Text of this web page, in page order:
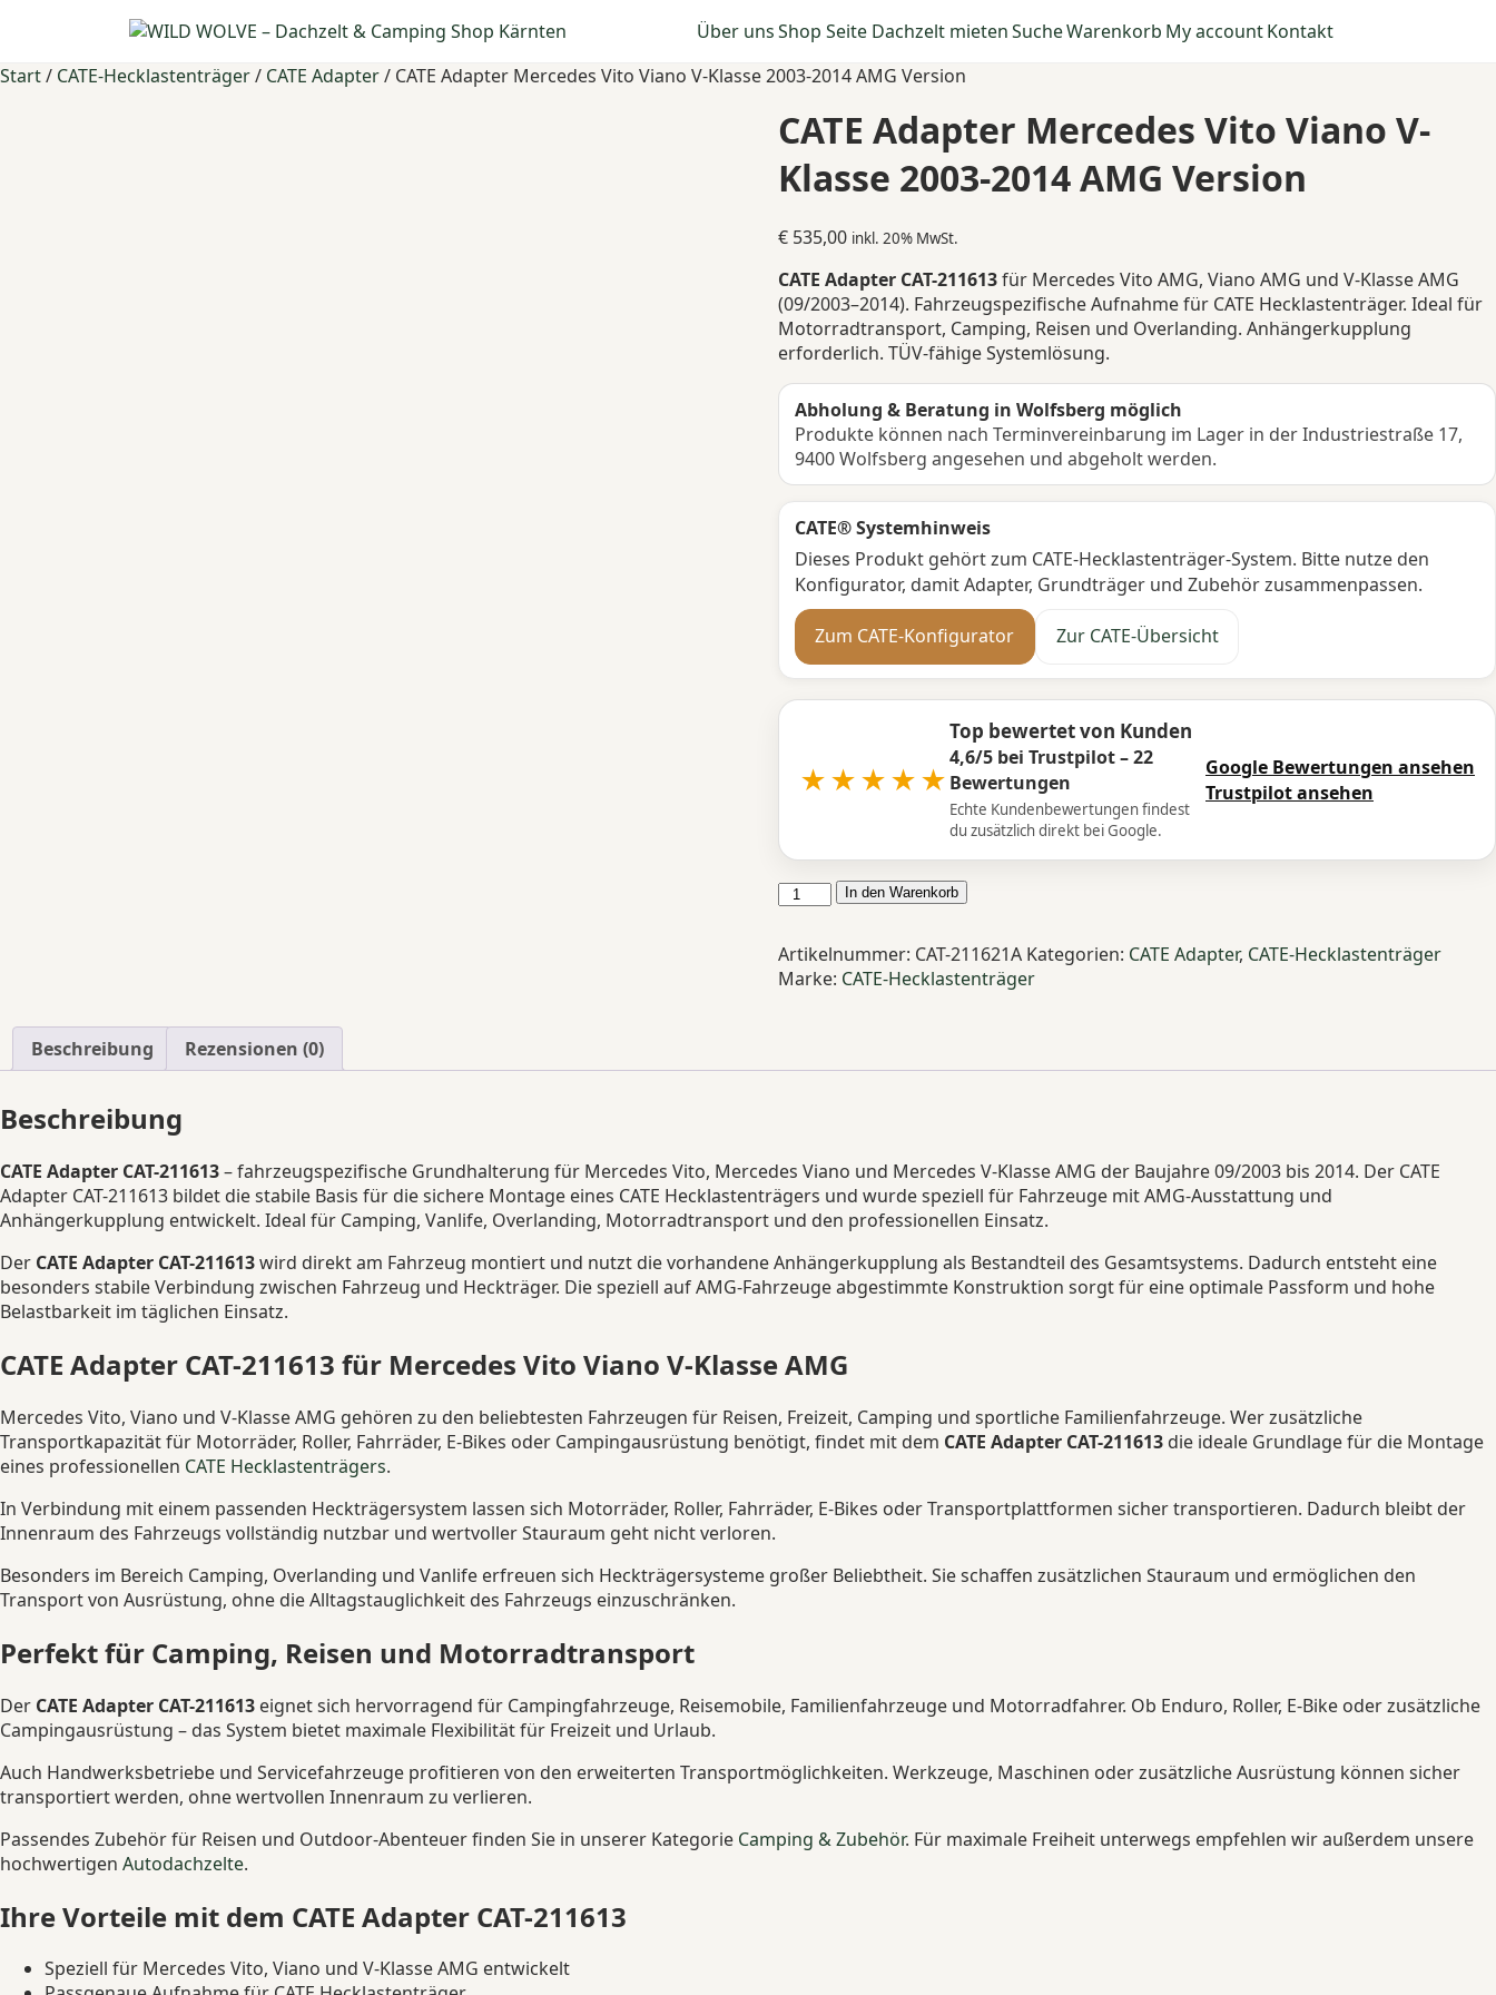
Über uns Shop Seite Dachzelt mietenSucheWarenkorb My accountKontakt
Start/ CATE-Hecklastenträger/ CATE Adapter/ CATE Adapter Mercedes Vito Viano V-Klasse 2003-2014 AMG Version
CATE Adapter Mercedes Vito Viano V-
Klasse 2003-2014 AMG Version
€535,00 inkl. 20% MwSt.
CATE Adapter CAT-211613für Mercedes Vito AMG, Viano AMG und V-Klasse AMG
(09/2003–2014). Fahrzeugspezifische Aufnahme für CATE Hecklastenträger. Ideal für
Motorradtransport, Camping, Reisen und Overlanding. Anhängerkupplung
erforderlich. TÜV-fähige Systemlösung.
Abholung & Beratung in Wolfsberg möglich
Produkte können nach Terminvereinbarung im Lager in der Industriestraße 17,
9400 Wolfsberg angesehen und abgeholt werden.
CATE® Systemhinweis
Dieses Produkt gehört zum CATE-Hecklastenträger-System. Bitte nutze den
Konfigurator, damit Adapter, Grundträger und Zubehör zusammenpassen.
Zum CATE-Konfigurator Zur CATE-Übersicht
★★★★★
Top bewertet von Kunden
4,6/5 bei Trustpilot – 22
Bewertungen
Echte Kundenbewertungen findest
du zusätzlich direkt bei Google.
Google Bewertungen ansehen
Trustpilot ansehen
CATE
Vito
Viano
Menge
In den Warenkorb
Artikelnummer: CAT-211621A Kategorien: CATE Adapter, CATE-Hecklastenträger
Marke: CATE-Hecklastenträger
Beschreibung Rezensionen (0)
Beschreibung
CATE Adapter CAT-211613– fahrzeugspezifische Grundhalterung für Mercedes Vito, Mercedes Viano und Mercedes V-Klasse AMG der Baujahre 09/2003 bis 2014. Der CATE
Adapter CAT-211613 bildet die stabile Basis für die sichere Montage eines CATE Hecklastenträgers und wurde speziell für Fahrzeuge mit AMG-Ausstattung und
Anhängerkupplung entwickelt. Ideal für Camping, Vanlife, Overlanding, Motorradtransport und den professionellen Einsatz.
Der CATE Adapter CAT-211613wird direkt am Fahrzeug montiert und nutzt die vorhandene Anhängerkupplung als Bestandteil des Gesamtsystems. Dadurch entsteht eine
besonders stabile Verbindung zwischen Fahrzeug und Heckträger. Die speziell auf AMG-Fahrzeuge abgestimmte Konstruktion sorgt für eine optimale Passform und hohe
Belastbarkeit im täglichen Einsatz.
CATE Adapter CAT-211613 für Mercedes Vito Viano V-Klasse AMG
Mercedes Vito, Viano und V-Klasse AMG gehören zu den beliebtesten Fahrzeugen für Reisen, Freizeit, Camping und sportliche Familienfahrzeuge. Wer zusätzliche
Transportkapazität für Motorräder, Roller, Fahrräder, E-Bikes oder Campingausrüstung benötigt, findet mit dem CATE Adapter CAT-211613 die ideale Grundlage für die Montage
eines professionellen CATE Hecklastenträgers.
In Verbindung mit einem passenden Heckträgersystem lassen sich Motorräder, Roller, Fahrräder, E-Bikes oder Transportplattformen sicher transportieren. Dadurch bleibt der
Innenraum des Fahrzeugs vollständig nutzbar und wertvoller Stauraum geht nicht verloren.
Besonders im Bereich Camping, Overlanding und Vanlife erfreuen sich Heckträgersysteme großer Beliebtheit. Sie schaffen zusätzlichen Stauraum und ermöglichen den
Transport von Ausrüstung, ohne die Alltagstauglichkeit des Fahrzeugs einzuschränken.
Perfekt für Camping, Reisen und Motorradtransport
Der CATE Adapter CAT-211613 eignet sich hervorragend für Campingfahrzeuge, Reisemobile, Familienfahrzeuge und Motorradfahrer. Ob Enduro, Roller, E-Bike oder zusätzliche
Campingausrüstung – das System bietet maximale Flexibilität für Freizeit und Urlaub.
Auch Handwerksbetriebe und Servicefahrzeuge profitieren von den erweiterten Transportmöglichkeiten. Werkzeuge, Maschinen oder zusätzliche Ausrüstung können sicher
transportiert werden, ohne wertvollen Innenraum zu verlieren.
Passendes Zubehör für Reisen und Outdoor-Abenteuer finden Sie in unserer Kategorie Camping & Zubehör. Für maximale Freiheit unterwegs empfehlen wir außerdem unsere
hochwertigen Autodachzelte.
Ihre Vorteile mit dem CATE Adapter CAT-211613
Speziell für Mercedes Vito, Viano und V-Klasse AMG entwickelt